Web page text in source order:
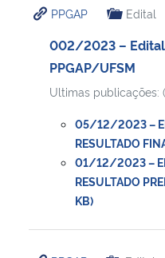
Ministério da Cidadania
Ministério de Minas e Energia
Ministério da Ciência, Tecnologia,
Ministério do Meio Ambiente
PPGAP Edital
002/2023 –
PPGAP/UFSM
Ultimas publicações:
05/12/2023 –
RESULTADO
01/12/2023 –
RESULTADO
KB)